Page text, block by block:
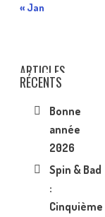
« Jan
ARTICLES
RÉCENTS
Bonne
année
2026
Spin & Bad
:
Cinquième